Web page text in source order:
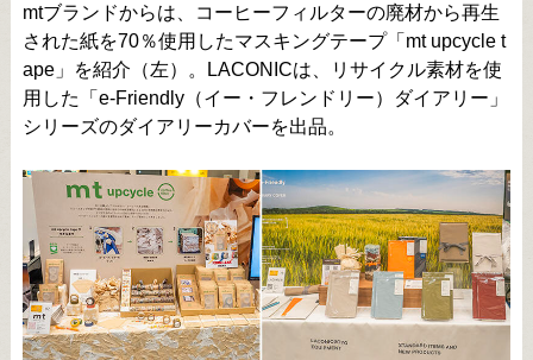
mtブランドからは、コーヒーフィルターの廃材から再生
された紙を70％使用したマスキングテープ「mt upcycle t
ape」を紹介（左）。LACONICは、リサイクル素材を使
用した「e-Friendly（イー・フレンドリー）ダイアリー」
シリーズのダイアリーカバーを出品。